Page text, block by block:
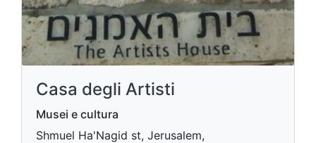
Casa degli Artisti
Musei e cultura
Shmuel Ha'Nagid st, Jerusalem,